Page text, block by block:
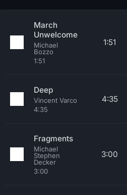
March
Unwelcome
Michael
Bozzo
1:51
1:51
Deep
Vincent Varco
4:35
4:35
Fragments
Michael
Stephen
Decker
3:00
3:00